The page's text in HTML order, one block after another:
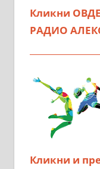
Кликни
РАДИО
Кликни и